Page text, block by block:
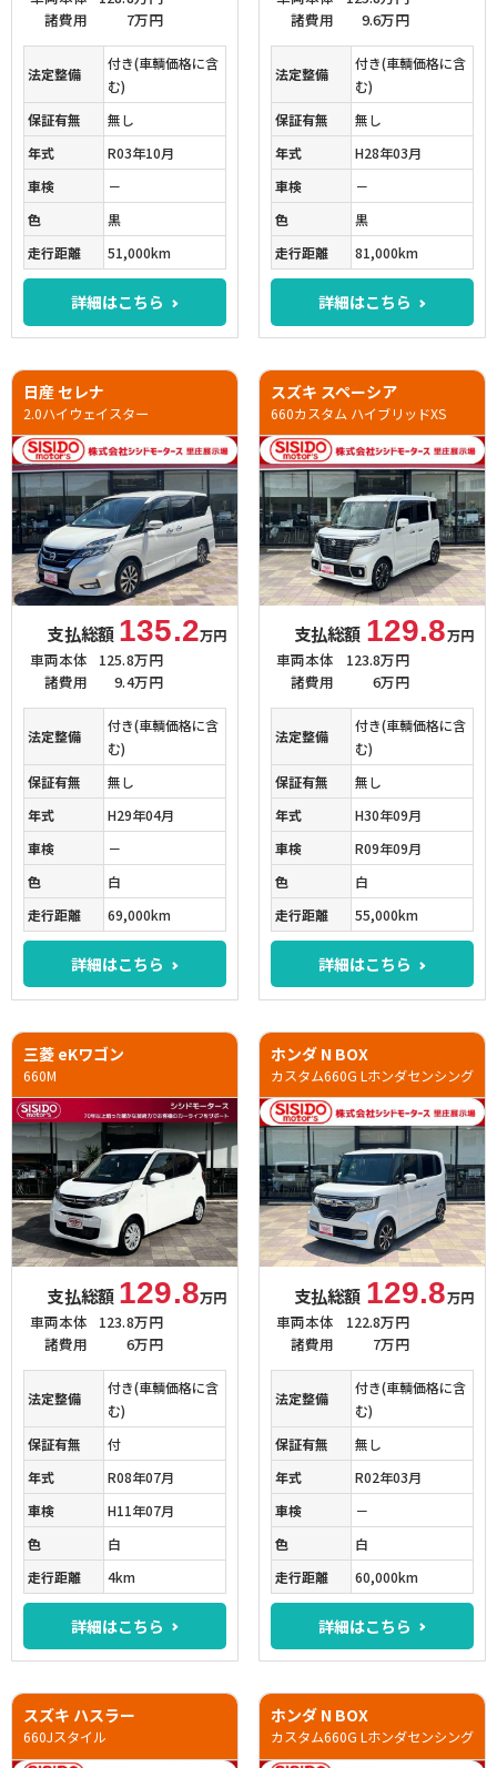
諸費用
7万円
法定整備
付き(車輌価格に含
む)
保証有無
無し
年式
R03年10月
車検
－
色
黒
走行距離
51,000km
詳細はこちら
諸費用
9.6万円
法定整備
付き(車輌価格に含
む)
保証有無
無し
年式
H28年03月
車検
－
色
黒
走行距離
81,000km
詳細はこちら
日産 セレナ
2.0ハイウェイスター
支払総額 135.2万円
車両本体
125.8万円
諸費用
9.4万円
法定整備
付き(車輌価格に含
む)
保証有無
無し
年式
H29年04月
車検
－
色
白
走行距離
69,000km
詳細はこちら
スズキ スペーシア
660カスタム ハイブリッドXS
支払総額 129.8万円
車両本体
123.8万円
諸費用
6万円
法定整備
付き(車輌価格に含
む)
保証有無
無し
年式
H30年09月
車検
R09年09月
色
白
走行距離
55,000km
詳細はこちら
三菱 eKワゴン
660M
支払総額 129.8万円
車両本体
123.8万円
諸費用
6万円
法定整備
付き(車輌価格に含
む)
保証有無
付
年式
R08年07月
車検
H11年07月
色
白
走行距離
4km
詳細はこちら
ホンダ N BOX
カスタム660G Lホンダセンシング
支払総額 129.8万円
車両本体
122.8万円
諸費用
7万円
法定整備
付き(車輌価格に含
む)
保証有無
無し
年式
R02年03月
車検
－
色
白
走行距離
60,000km
詳細はこちら
スズキ ハスラー
660Jスタイル
ホンダ N BOX
カスタム660G Lホンダセンシング